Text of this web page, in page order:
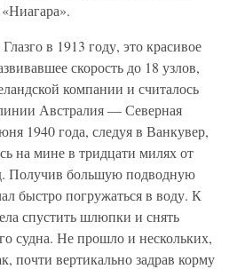
в 1913 году, это красивое
скорость до 18 узлов,
компании и считалось
Австралия — Северная
1940 года, следуя в Ванкувер,
на мине в тридцати милях от
Получив большую подводную
быстро погружаться в воду. К
спустить шлюпки и снять
судна. Не прошло и нескольких,
почти вертикально задрав корму